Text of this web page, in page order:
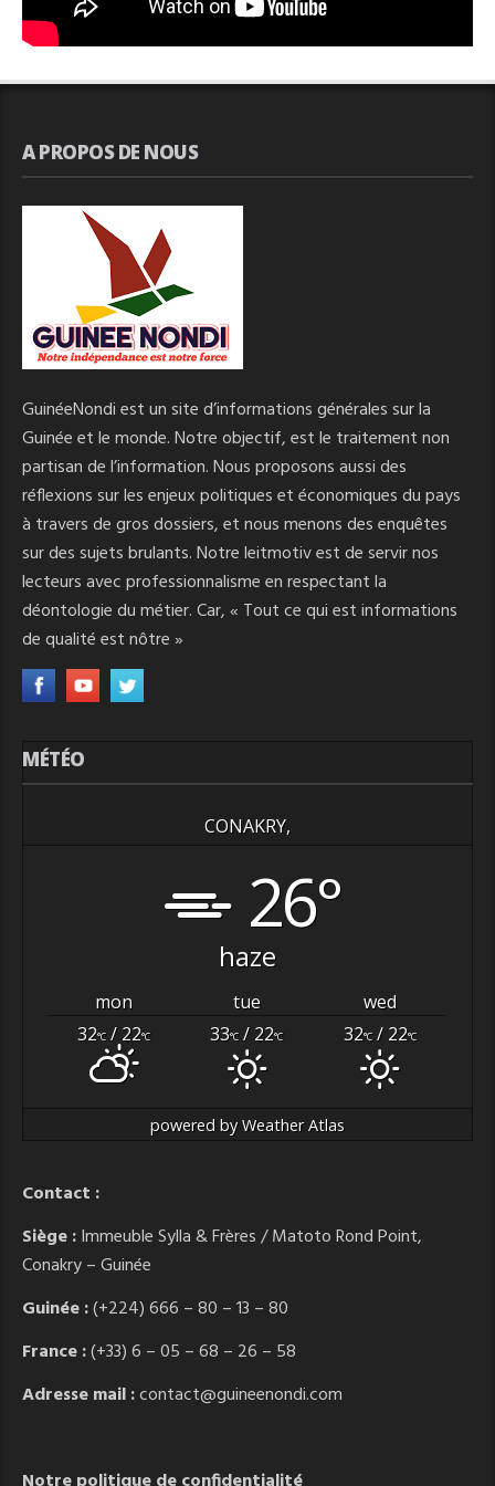
A PROPOS DE NOUS
GuinéeNondi est un site d’informations générales sur la
Guinée et le monde. Notre objectif, est le traitement non
partisan de l’information. Nous proposons aussi des
réflexions sur les enjeux politiques et économiques du pays
à travers de gros dossiers, et nous menons des enquêtes
sur des sujets brulants. Notre leitmotiv est de servir nos
lecteurs avec professionnalisme en respectant la
déontologie du métier. Car, « Tout ce qui est informations
de qualité est nôtre »
MÉTÉO
CONAKRY,
26°
haze
mon tue
wed
32°C / 22°C 33°C / 22°C 32°C/ 22°C
powered byWeather Atlas
Contact :
Siège :Immeuble Sylla & Frères / Matoto Rond Point,
Conakry – Guinée
Guinée :(+224) 666 – 80 – 13 – 80
France :(+33) 6 – 05 – 68 – 26 – 58
Adresse mail :contact@guineenondi.com